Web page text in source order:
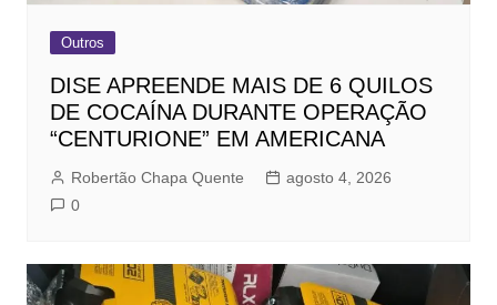
Outros
DISE APREENDE MAIS DE 6 QUILOS
DE COCAÍNA DURANTE OPERAÇÃO
“CENTURIONE” EM AMERICANA
Robertão Chapa Quente
agosto 4, 2026
0